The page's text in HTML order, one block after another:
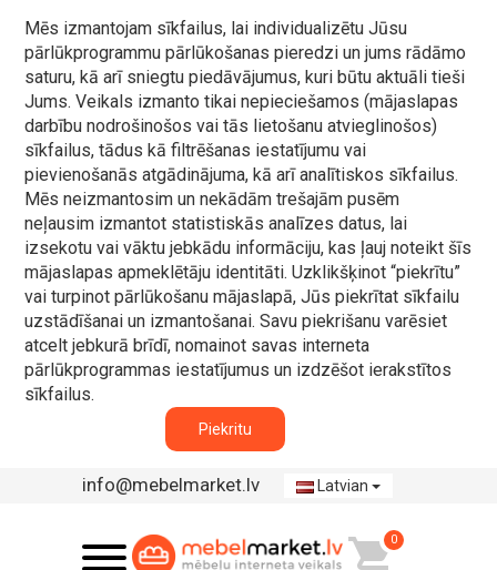
Mēs izmantojam sīkfailus, lai individualizētu Jūsu
pārlūkprogrammu pārlūkošanas pieredzi un jums rādāmo
saturu, kā arī sniegtu piedāvājumus, kuri būtu aktuāli tieši
Jums. Veikals izmanto tikai nepieciešamos (mājaslapas
darbību nodrošinošos vai tās lietošanu atvieglinošos)
sīkfailus, tādus kā filtrēšanas iestatījumu vai
pievienošanās atgādinājuma, kā arī analītiskos sīkfailus.
Mēs neizmantosim un nekādām trešajām pusēm
neļausim izmantot statistiskās analīzes datus, lai
izsekotu vai vāktu jebkādu informāciju, kas ļauj noteikt šīs
mājaslapas apmeklētāju identitāti. Uzklikšķinot “piekrītu”
vai turpinot pārlūkošanu mājaslapā, Jūs piekrītat sīkfailu
uzstādīšanai un izmantošanai. Savu piekrišanu varēsiet
atcelt jebkurā brīdī, nomainot savas interneta
pārlūkprogrammas iestatījumus un izdzēšot ierakstītos
sīkfailus.
Piekritu
info@mebelmarket.lv Latvian
0